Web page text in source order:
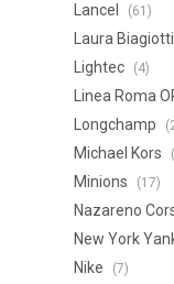
Lancel (61)
Laura Biagiotti
Lightec (4)
Linea Roma
Longchamp
Michael Kors
Minions (17)
Nazareno
New York
Nike (7)